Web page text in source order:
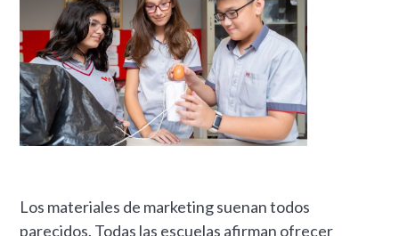
Los materiales de marketing suenan todos
parecidos. Todas las escuelas afirman ofrecer